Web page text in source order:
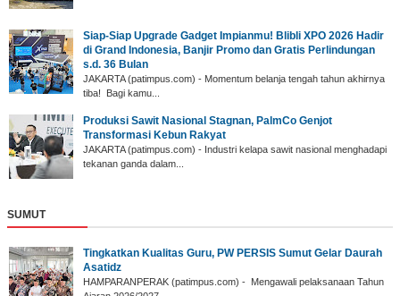
Siap-Siap Upgrade Gadget Impianmu! Blibli XPO 2026 Hadir
di Grand Indonesia, Banjir Promo dan Gratis Perlindungan
s.d. 36 Bulan
JAKARTA (patimpus.com) - Momentum belanja tengah tahun akhirnya
tiba! Bagi kamu...
Produksi Sawit Nasional Stagnan, PalmCo Genjot
Transformasi Kebun Rakyat
JAKARTA (patimpus.com) - Industri kelapa sawit nasional menghadapi
tekanan ganda dalam...
SUMUT
‎Tingkatkan Kualitas Guru, PW PERSIS Sumut Gelar Daurah
Asatidz
‎HAMPARANPERAK (patimpus.com) - Mengawali pelaksanaan Tahun